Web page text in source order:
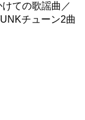
ての歌謡曲／
チューン2曲